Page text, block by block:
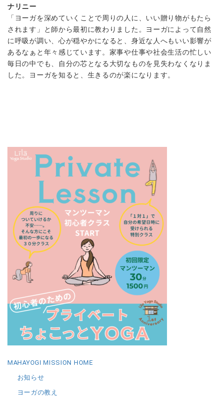
ナリニー
「ヨーガを深めていくことで周りの人に、いい贈り物がもたら
されます」と師から最初に教わりました。ヨーガによって自然
に呼吸が調い、心が穏やかになると、身近な人へもいい影響が
あるなぁと年々感じています。家事や仕事や社会生活の忙しい
毎日の中でも、自分の芯となる大切なものを見失わなくなりま
した。ヨーガを知ると、生きるのが楽になります。
MAHAYOGI MISSION HOME
お知らせ
ヨーガの教え